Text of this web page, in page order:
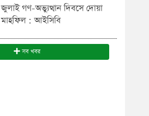
জুলাই গণ-অভ্যুত্থান দিবসে দোয়া
মাহফিল : আইসিবি
সব খবর